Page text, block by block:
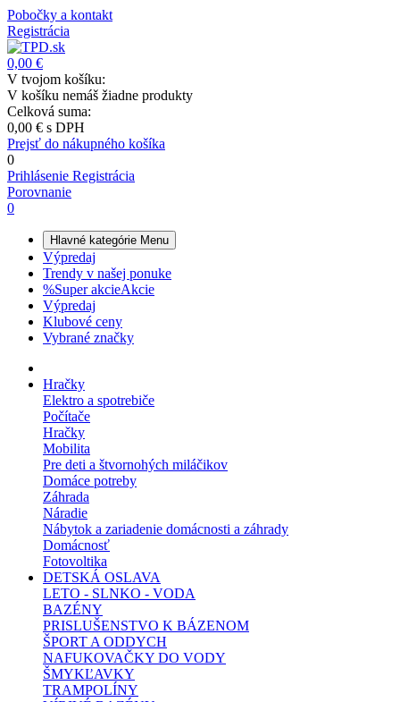
Pobočky a kontakt
Registrácia
0,00 €
V tvojom košíku:
V košíku nemáš žiadne produkty
Celková suma:
0,00 € s DPH
Prejsť do nákupného košíka
0
Prihlásenie Registrácia
Porovnanie
0
Hlavné kategórie Menu
Výpredaj
Trendy v našej ponuke
%Super akcieAkcie
Výpredaj
Klubové ceny
Vybrané značky
Hračky
Elektro a spotrebiče
Počítače
Hračky
Mobilita
Pre deti a štvornohých miláčikov
Domáce potreby
Záhrada
Náradie
Nábytok a zariadenie domácnosti a záhrady
Domácnosť
Fotovoltika
DETSKÁ OSLAVA
LETO - SLNKO - VODA
BAZÉNY
PRISLUŠENSTVO K BÁZENOM
ŠPORT A ODDYCH
NAFUKOVAČKY DO VODY
ŠMYKĽAVKY
TRAMPOLÍNY